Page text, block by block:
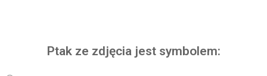
Ptak ze zdjęcia jest symbolem: